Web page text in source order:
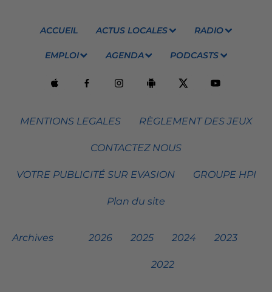
ACCUEIL ACTUS LOCALES RADIO
EMPLOI AGENDA PODCASTS
MENTIONS LEGALES RÈGLEMENT DES JEUX
CONTACTEZ NOUS
VOTRE PUBLICITÉ SUR EVASION GROUPE HPI
Plan du site
Archives 2026 2025 2024 2023
2022